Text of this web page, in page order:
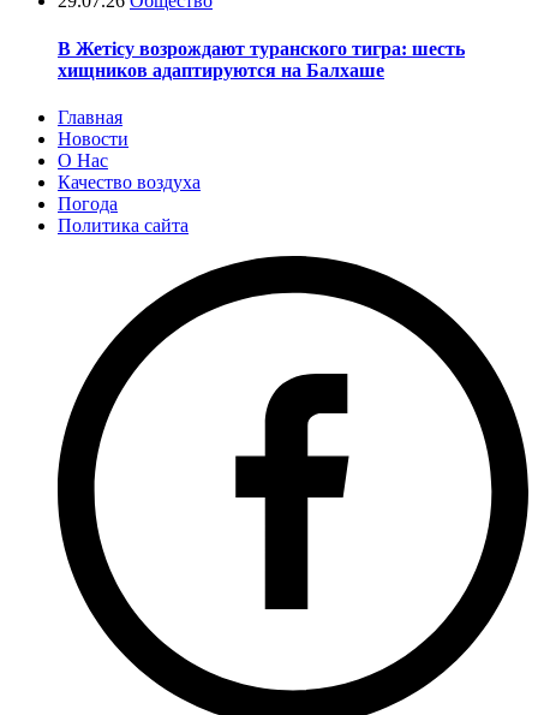
В Жетісу возрождают туранского тигра: шесть
хищников адаптируются на Балхаше
Главная
Новости
О Нас
Качество воздуха
Погода
Политика сайта